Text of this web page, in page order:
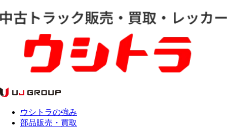
ウシトラの強み
部品販売・買取